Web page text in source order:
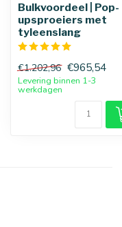
Bulkvoordeel | Pop-
upsproeiers met
tyleenslang
€1.202,96 €965,54
Levering binnen 1-3
werkdagen